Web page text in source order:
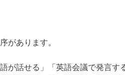
があります。
語が話せる」「英語会議で発言